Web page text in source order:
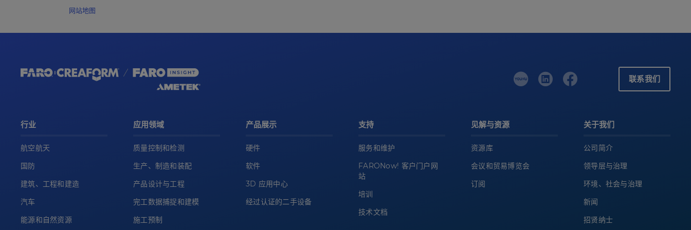
网站地图
联系我们
行业
航空航天
国防
建筑、工程和建造
汽车
能源和自然资源
应用领域
质量控制和检测
生产、制造和装配
产品设计与工程
完工数据捕捉和建模
施工预制
产品展示
硬件
软件
3D 应用中心
经过认证的二手设备
支持
服务和维护
FARONow! 客户门户网
站
培训
技术文档
见解与资源
资源库
会议和贸易博览会
订阅
关于我们
公司简介
领导层与治理
环境、社会与治理
新闻
招贤纳士